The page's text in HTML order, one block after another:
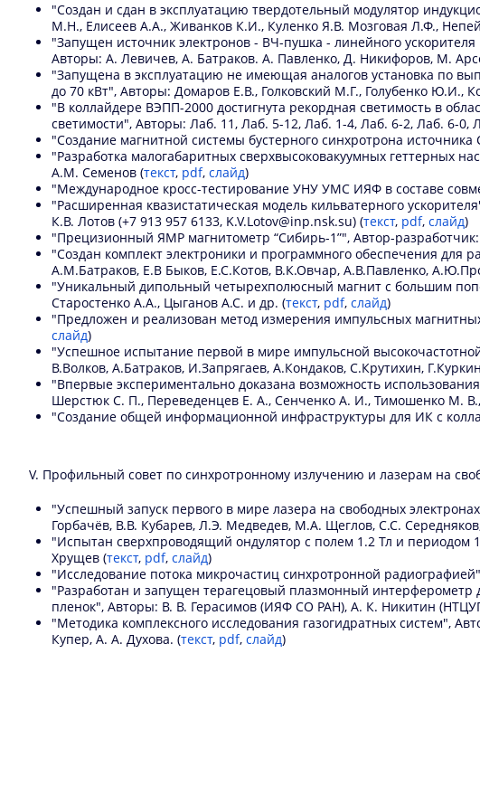
"Создан и сдан в эксплуатацию твердотельный модулятор
М.Н., Елисеев А.А., Живанков К.И., Куленко Я.В. Мозговая Л.Ф.,
"Запущен источник электронов - ВЧ-пушка - линейного
Авторы: А. Левичев, А. Батраков. А. Павленко, Д. Никифоров, М.
"Запущена в эксплуатацию не имеющая аналогов установка по
до 70 кВт", Авторы: Домаров Е.В., Голковский М.Г., Голубенко Ю.И.,
"В коллайдере ВЭПП-2000 достигнута рекордная светимость в
светимости", Авторы: Лаб. 11, Лаб. 5-12, Лаб. 1-4, Лаб. 6-2, Лаб. 6-
"Создание магнитной системы бустерного синхротрона
"Разработка малогабаритных сверхвысоковакуумных геттерных
А.М. Семенов (текст, pdf, слайд)
"Международное кросс-тестирование УНУ УМС ИЯФ в составе
"Расширенная квазистатическая модель кильватерного
К.В. Лотов (+7 913 957 6133, K.V.Lotov@inp.nsk.su) (текст, pdf, слайд)
"Прецизионный ЯМР магнитометр “Сибирь-1”", Автор-
"Создан комплект электроники и программного обеспечения
А.М.Батраков, Е.В Быков, Е.С.Котов, В.К.Овчар, А.В.Павленко,
"Уникальный дипольный четырехполюсный магнит с большим
Старостенко А.А., Цыганов А.С. и др. (текст, pdf, слайд)
"Предложен и реализован метод измерения импульсных
слайд)
"Успешное испытание первой в мире импульсной
В.Волков, А.Батраков, И.Запрягаев, А.Кондаков, С.Крутихин,
"Впервые экспериментально доказана возможность
Шерстюк С. П., Переведенцев Е. А., Сенченко А. И., Тимошенко М.
"Создание общей информационной инфраструктуры для ИК с
V. Профильный совет по синхротронному излучению и лазерам на
"Успешный запуск первого в мире лазера на свободных
Горбачёв, В.В. Кубарев, Л.Э. Медведев, М.А. Щеглов, С.С.
"Испытан сверхпроводящий ондулятор с полем 1.2 Тл и
Хрущев (текст, pdf, слайд)
"Исследование потока микрочастиц синхротронной
"Разработан и запущен терагецовый плазмонный интерферометр
пленок", Авторы: В. В. Герасимов (ИЯФ СО РАН), А. К. Никитин
"Методика комплексного исследования газогидратных
Купер, А. А. Духова. (текст, pdf, слайд)